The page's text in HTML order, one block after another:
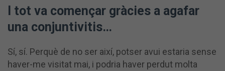
I tot va començar gràcies a agafar
una conjuntivitis…
Sí, sí. Perquè de no ser així, potser avui estaria sense
haver-me visitat mai, i podria haver perdut molta